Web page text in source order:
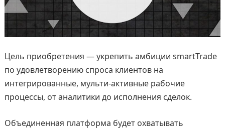
Цель приобретения — укрепить амбиции smartTrade
по удовлетворению спроса клиентов на
интегрированные, мульти-активные рабочие
процессы, от аналитики до исполнения сделок.
Объединенная платформа будет охватывать